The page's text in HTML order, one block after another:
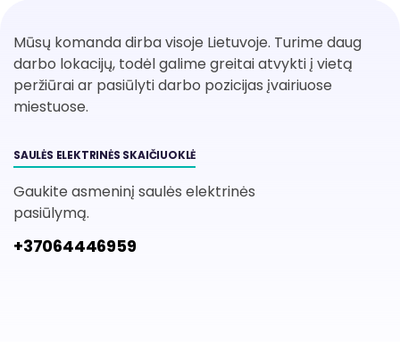
Mūsų komanda dirba visoje Lietuvoje. Turime daug
darbo lokacijų, todėl galime greitai atvykti į vietą
peržiūrai ar pasiūlyti darbo pozicijas įvairiuose
miestuose.
SAULĖS ELEKTRINĖS SKAIČIUOKLĖ
Gaukite asmeninį saulės elektrinės
pasiūlymą.
+37064446959